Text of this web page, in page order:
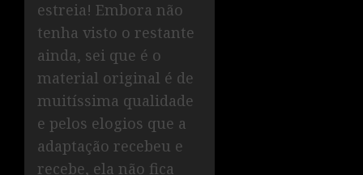
estreia! Embora não
tenha visto o restante
ainda, sei que é o
material original é de
muitíssima qualidade
e pelos elogios que a
adaptação recebeu e
recebe, ela não fica